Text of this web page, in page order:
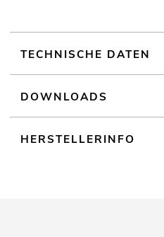
TECHNISCHE DATEN
DOWNLOADS
HERSTELLERINFO